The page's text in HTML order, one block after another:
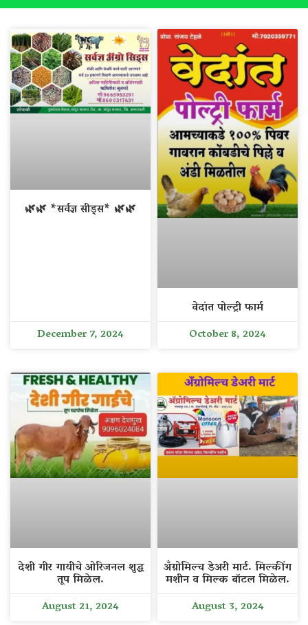
🌿🌿 *सर्वज्ञ सीड्स* 🌿🌿
December 7, 2024
वेदांत पोल्ट्री फार्म
October 8, 2024
देशी गीर गायीचे ओरिजनल शुद्ध
तूप मिळेल.
August 21, 2024
अँग्रोमिल्च डेअरी मार्ट. मिल्कींग
मशीन व मिल्क बॉटल मिळेल.
August 3, 2024